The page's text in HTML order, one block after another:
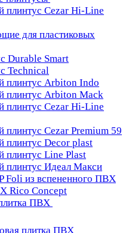
плинтус Cezar Hi-Line
для пластиковых
Durable Smart
Technical
плинтус Arbiton Indo
плинтус Arbiton Mack
плинтус Cezar Hi-Line
плинтус Cezar Premium 59
плинтус Decor plast
плинтус Line Plast
плинтус Идеал Макси
Foli из вспененного ПВХ
Rico Concept
ПВХ
плитка ПВХ